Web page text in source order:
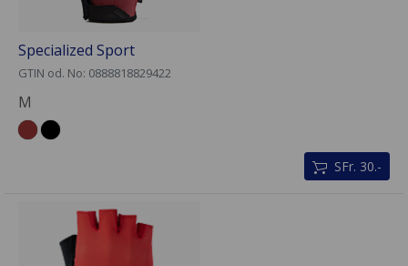
Specialized Sport
GTIN od. No: 0888818829422
M
SFr. 30.-